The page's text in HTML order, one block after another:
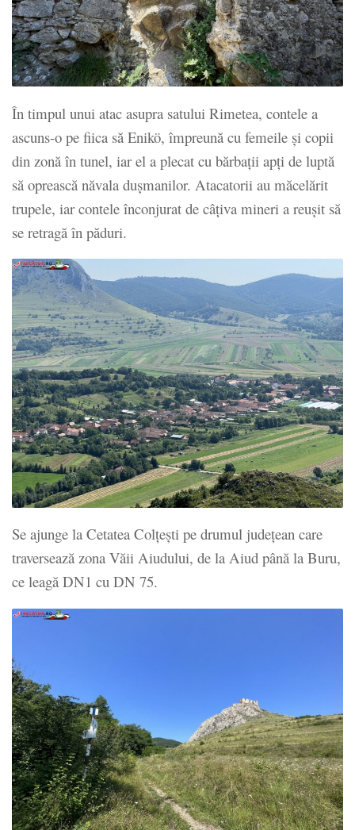
În timpul unui atac asupra satului Rimetea, contele a
ascuns-o pe fiica să Enikö, împreună cu femeile şi copii
din zonă în tunel, iar el a plecat cu bărbaţii apţi de luptă
să oprească năvala duşmanilor. Atacatorii au măcelărit
trupele, iar contele înconjurat de câţiva mineri a reuşit să
se retragă în păduri.
Se ajunge la Cetatea Colţeşti pe drumul judeţean care
traversează zona Văii Aiudului, de la Aiud până la Buru,
ce leagă DN1 cu DN 75.